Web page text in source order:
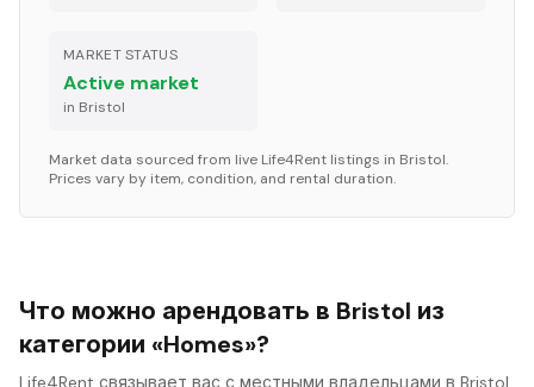
MARKET STATUS
Active market
in Bristol
Market data sourced from live Life4Rent listings in Bristol.
Prices vary by item, condition, and rental duration.
Что можно арендовать в Bristol из
категории «Homes»?
Life4Rent связывает вас с местными владельцами в Bristol,